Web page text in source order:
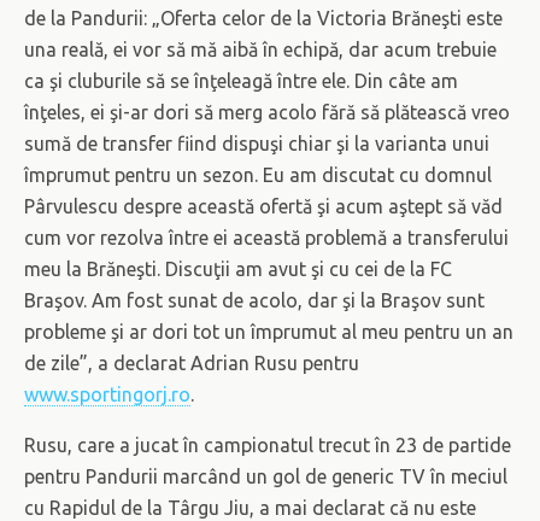
de la Pandurii: „Oferta celor de la Victoria Brăneşti este
una reală, ei vor să mă aibă în echipă, dar acum trebuie
ca şi cluburile să se înţeleagă între ele. Din câte am
înţeles, ei şi-ar dori să merg acolo fără să plătească vreo
sumă de transfer fiind dispuşi chiar şi la varianta unui
împrumut pentru un sezon. Eu am discutat cu domnul
Pârvulescu despre această ofertă şi acum aştept să văd
cum vor rezolva între ei această problemă a transferului
meu la Brăneşti. Discuţii am avut şi cu cei de la FC
Braşov. Am fost sunat de acolo, dar şi la Braşov sunt
probleme şi ar dori tot un împrumut al meu pentru un an
de zile”, a declarat Adrian Rusu pentru
www.sportingorj.ro.
Rusu, care a jucat în campionatul trecut în 23 de partide
pentru Pandurii marcând un gol de generic TV în meciul
cu Rapidul de la Târgu Jiu, a mai declarat că nu este